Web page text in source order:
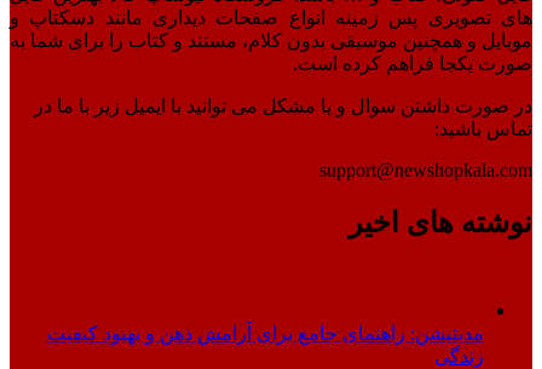
های تصویری پس زمینه انواع صفحات دیداری مانند دسکتاپ و
موبایل و همچنین موسیقی بدون کلام، مستند و کتاب را برای شما به
صورت یکجا فراهم کرده است.
در صورت داشتن سوال و یا مشکل می توانید با ایمیل زیر با ما در
تماس باشید:
support@newshopkala.com
نوشته های اخیر
مدیتیشن: راهنمای جامع برای آرامش ذهن و بهبود کیفیت
زندگی